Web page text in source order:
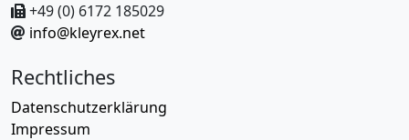
+49 (0) 6172 185029
info@kleyrex.net
Rechtliches
Datenschutzerklärung
Impressum